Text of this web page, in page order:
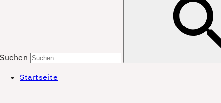
Suchen
Startseite